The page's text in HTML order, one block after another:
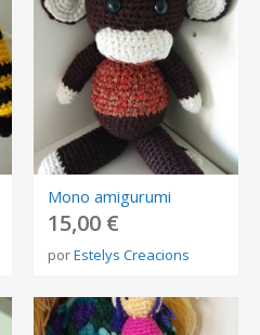
Mono amigurumi
15,00 €
porEstelys Creacions